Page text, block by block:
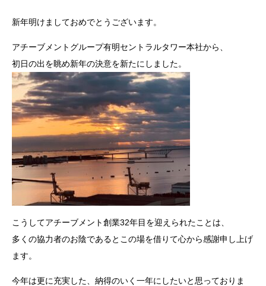
新年明けましておめでとうございます。
アチーブメントグループ有明セントラルタワー本社から、
初日の出を眺め新年の決意を新たにしました。
こうしてアチーブメント創業32年目を迎えられたことは、
多くの協力者のお陰であるとこの場を借りて心から感謝申し上げ
ます。
今年は更に充実した、納得のいく一年にしたいと思っておりま